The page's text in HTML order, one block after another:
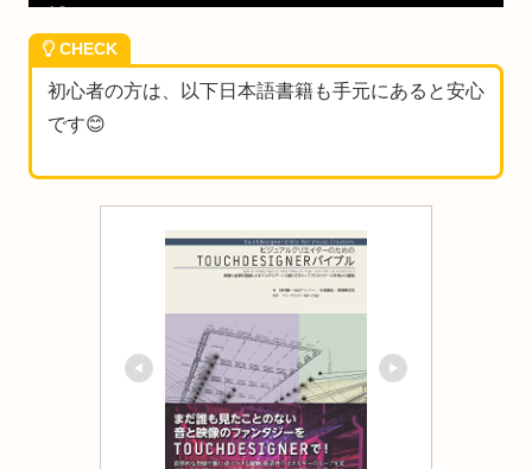
CHECK
初心者の方は、以下日本語書籍も手元にあると安心
です😊